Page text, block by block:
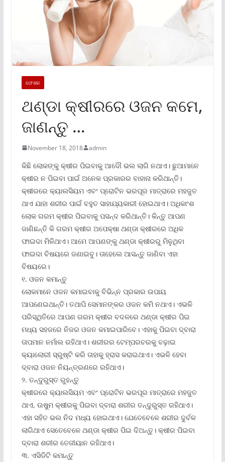
ଫେଶନ
ଥଣ୍ଡା କ୍ଷୀରରେ ଓଜନ କମେ,
ଜାଣନ୍ତୁ …
November 18, 2018 admin
କିଛି ଲୋକଙ୍କୁ କ୍ଷୀର ପିଇବାକୁ ଆଦୌ ଭଲ ଲାଗି ନଥାଏ। ଛୁଆମାନେ
କ୍ଷୀର ନ ପିଇବା ପାଇଁ ଅନେକ ପ୍ରକାରର ବାହାନା କରିଥାନ୍ତି।
କ୍ଷୀରରେ କ୍ୟାଲସିୟମ ଏବଂ ପ୍ରୋଟିନ ଭରପୂର ମାତ୍ରାରେ ମହଜୁତ
ଥାଏ ଯାହା ଶରୀର ପାଇଁ ବହୁତ ସାହାଯ୍ୟକାରୀ ହୋଇଥାଏ। ଅଧିକାଂଶ
ଲୋକ ଗରମ କ୍ଷୀର ପିଇବାକୁ ପସନ୍ଦ କରିଥାନ୍ତି। କିନ୍ତୁ ଆପଣ
ଜାଣିଛନ୍ତି କି ଗରମ କ୍ଷୀର ଅପେକ୍ଷା ଥଣ୍ଡା କ୍ଷୀରରେ ଅଧିକ
ଫାଇଦା ମିଳିଥାଏ। ଆମେ ଆପଣଙ୍କୁ ଥଣ୍ଡା କ୍ଷୀରରୁ ମିଳୁଥିବା
ଫାଇଦା ବିଷୟରେ ଜଣାଇବୁ। ତାହେଲେ ଆସନ୍ତୁ ଜାଣିବା ଏହା
ବିଷୟରେ।
୧. ଓଜନ କମାନ୍ତୁ
ଲୋକମାନେ ଓଜନ କମାଇବାକୁ ବିଭିନ୍ନ ପ୍ରକାର ଉପାୟ
ଆପଣେଇଥାନ୍ତି। ତଥାପି ସେମାନଙ୍କର ଓଜନ କମି ନଥାଏ। ଏଭଳି
ପରିସ୍ଥିତିରେ ଆପଣ ଗରମ କ୍ଷୀର ବଦଳରେ ଥଣ୍ଡା କ୍ଷୀର ପିଇ
ମଧ୍ୟ ସହଜରେ ନିଜର ଓଜନ କମାଇପାରିବେ। ଏହାକୁ ପିଇବା ଦ୍ବାରା
ତାପମାନ ନର୍ମାଲ ରହିଥାଏ। ଶରୀରର ଟେମ୍ପରଚରକୁ ବଢ଼ାଇ
କ୍ୟାଲୋରୀ ସ୍ରୁଷ୍ଟି କରି ତାହାକୁ ହ୍ରାସ କରାଇଥାଏ। ଏଭଳି ହେବା
ଦ୍ବାରା ଓଜନ ନିୟନ୍ତ୍ରଣରେ ରହିଥାଏ।
୨. ତନ୍ଦୁରୁସ୍ତ ରୁହନ୍ତୁ
କ୍ଷୀରରେ କ୍ୟାଲସିୟମ ଏବଂ ପ୍ରୋଟିନ ଭରପୂର ମାତ୍ରାରେ ମହଜୁତ
ଥାଏ, ଉଷୁମ କ୍ଷୀରକୁ ପିଇବା ଦ୍ବାରା ଶରୀର ତନ୍ଦୁରୁସ୍ତ ରହିଥାଏ।
ଏହା ସହିତ ଭଲ ନିଦ ମଧ୍ୟ ହୋଇଥାଏ। ଯେତେବେଳେ ଶରୀର ଦୁର୍ବଳ
ଲାଗିଥାଏ ସେତେବେଳେ ଥଣ୍ଡା କ୍ଷୀର ପିଇ ଦିଅନ୍ତୁ। କ୍ଷୀର ପିଇବା
ଦ୍ବାରା ଶରୀର ତେଜୀୟାନ ରହିଥାଏ।
୩. ଏସିଡିଟି କମାନ୍ତୁ